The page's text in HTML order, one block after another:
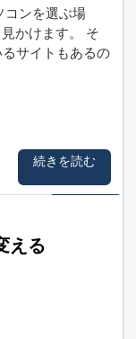
コンを選ぶ場
かけます。 そ
サイトもあるの
続きを読む
える